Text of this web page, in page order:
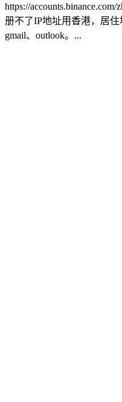
https://
册不了IP地址用香港，居
gmail、outlook。...